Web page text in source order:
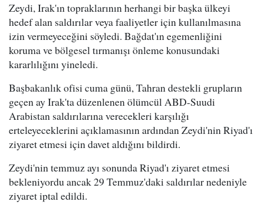
Zeydi, Irak'ın topraklarının herhangi bir başka ülkeyi
hedef alan saldırılar veya faaliyetler için kullanılmasına
izin vermeyeceğini söyledi. Bağdat'ın egemenliğini
koruma ve bölgesel tırmanışı önleme konusundaki
kararlılığını yineledi.
Başbakanlık ofisi cuma günü, Tahran destekli grupların
geçen ay Irak'ta düzenlenen ölümcül ABD-Suudi
Arabistan saldırılarına verecekleri karşılığı
erteleyeceklerini açıklamasının ardından Zeydi'nin Riyad'ı
ziyaret etmesi için davet aldığını bildirdi.
Zeydi'nin temmuz ayı sonunda Riyad'ı ziyaret etmesi
bekleniyordu ancak 29 Temmuz'daki saldırılar nedeniyle
ziyaret iptal edildi.